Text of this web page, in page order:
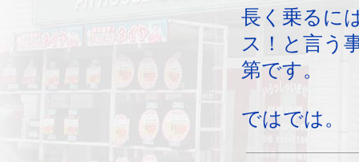
長く乗るに
ス！と言う
第です。
ではでは。